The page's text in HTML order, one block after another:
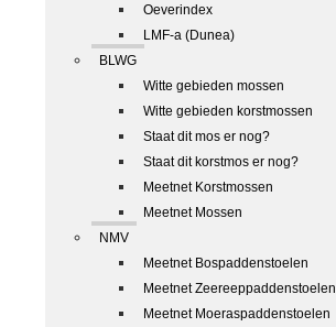
Oeverindex
LMF-a (Dunea)
BLWG
Witte gebieden mossen
Witte gebieden korstmossen
Staat dit mos er nog?
Staat dit korstmos er nog?
Meetnet Korstmossen
Meetnet Mossen
NMV
Meetnet Bospaddenstoelen
Meetnet Zeereeppaddenstoelen
Meetnet Moeraspaddenstoelen